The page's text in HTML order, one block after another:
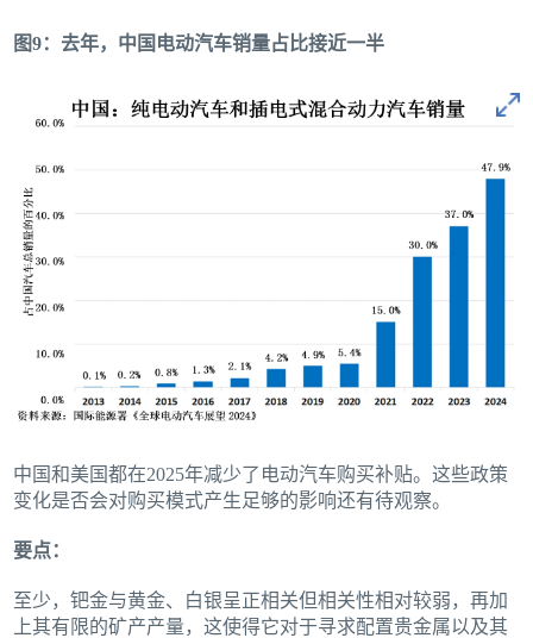
图9：去年，中国电动汽车销量占比接近一半
中国和美国都在2025年减少了电动汽车购买补贴。这些政策
变化是否会对购买模式产生足够的影响还有待观察。
要点：
至少，钯金与黄金、白银呈正相关但相关性相对较弱，再加
上其有限的矿产产量，这使得它对于寻求配置贵金属以及其